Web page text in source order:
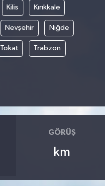
Kilis Kırıkkale
Nevşehir Niğde
Tokat Trabzon
GÖRÜŞ
km